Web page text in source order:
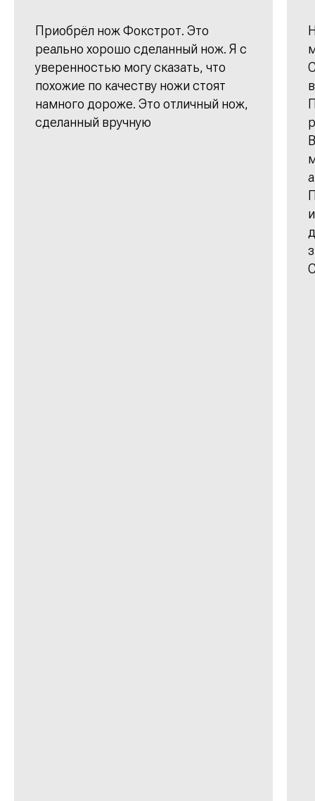
Приобрёл нож Фокстрот. Это
реально хорошо сделанный нож. Я с
уверенностью могу сказать, что
похожие по качеству ножи стоят
намного дороже. Это отличный нож,
сделанный вручную